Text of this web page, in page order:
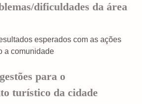
dificuldades da área
esperados com as ações
a comunidade
para o
turístico da cidade